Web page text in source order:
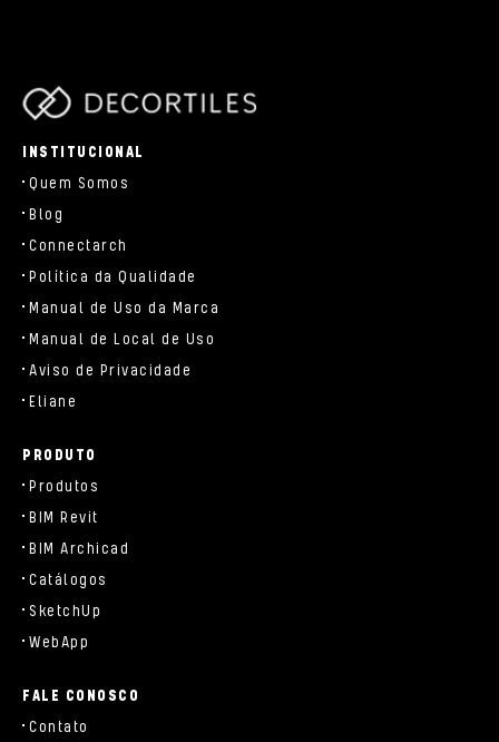
INSTITUCIONAL
Quem Somos
Blog
Connectarch
Política da Qualidade
Manual de Uso da Marca
Manual de Local de Uso
Aviso de Privacidade
Eliane
PRODUTO
Produtos
BIM Revit
BIM Archicad
Catálogos
SketchUp
WebApp
FALE CONOSCO
Contato